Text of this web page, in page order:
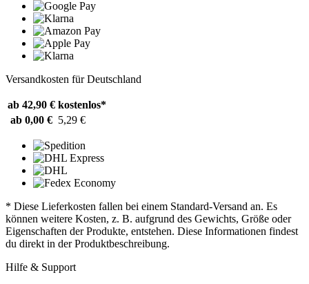
Versandkosten für Deutschland
ab 42,90 € kostenlos*
ab 0,00 € 5,29 €
* Diese Lieferkosten fallen bei einem Standard-Versand an. Es
können weitere Kosten, z. B. aufgrund des Gewichts, Größe oder
Eigenschaften der Produkte, entstehen. Diese Informationen findest
du direkt in der Produktbeschreibung.
Hilfe & Support